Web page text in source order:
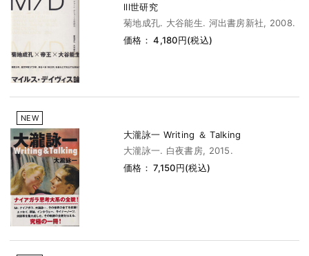
lll世研究
菊地成孔. 大谷能生. 河出書房新社, 2008.
価格： 4,180円(税込)
NEW
大瀧詠一 Writing ＆ Talking
大瀧詠一. 白夜書房, 2015.
価格： 7,150円(税込)